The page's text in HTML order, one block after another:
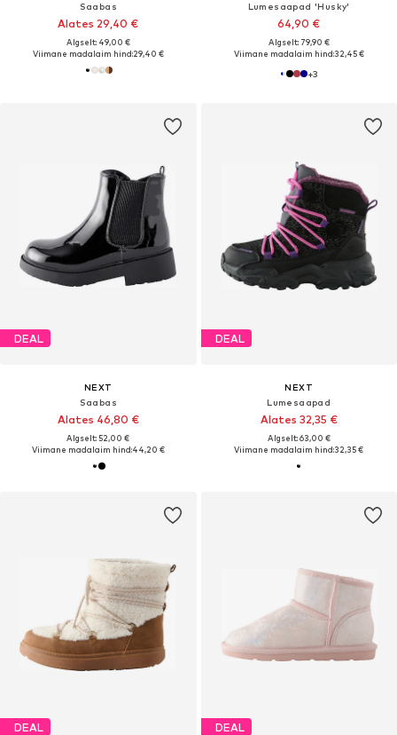
Saabas
Alates 29,40 €
Algselt: 49,00 €
Viimane madalaim hind:29,40 €
Lumesaapad 'Husky'
64,90 €
Algselt: 79,90 €
Viimane madalaim hind:32,45 €
+3
DEAL
NEXT
Saabas
Alates 46,80 €
Algselt: 52,00 €
Viimane madalaim hind:44,20 €
DEAL
NEXT
Lumesaapad
Alates 32,35 €
Algselt: 63,00 €
Viimane madalaim hind:32,35 €
DEAL DEAL